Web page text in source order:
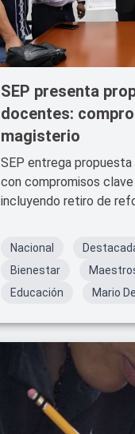
SEP presenta
docentes:
magisterio
SEP entrega propuesta
con compromisos
incluyendo retiro de
Nacional
Bienestar
Educación
Mario